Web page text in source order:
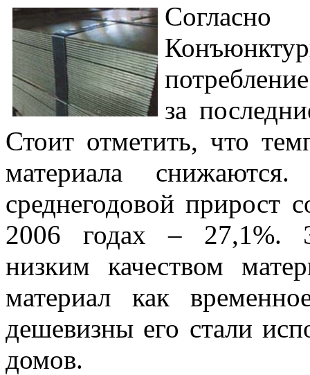
за
Стоит отметить, что
материала
среднегодовой прирост
2006 годах – 27,1%.
низким качеством
материал как
дешевизны его стали
домов.